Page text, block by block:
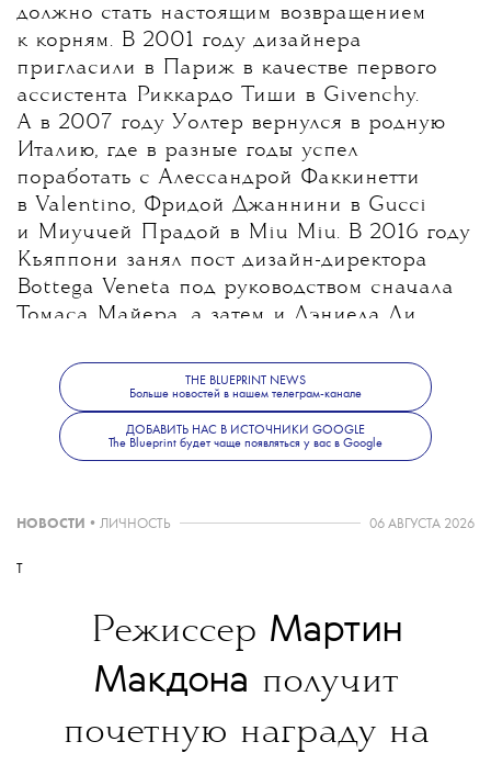
должно стать настоящим возвращением
к корням. В 2001 году дизайнера
пригласили в Париж в качестве первого
ассистента Риккардо Тиши в Givenchy.
А в 2007 году Уолтер вернулся в родную
Италию, где в разные годы успел
поработать с Алессандрой Факкинетти
в Valentino, Фридой Джаннини в Gucci
и Миуччей Прадой в Miu Miu. В 2016 году
Кьяппони занял пост дизайн-директора
Bottega Veneta под руководством сначала
Томаса Майера, а затем и Дэниела Ли.
назначен на пост креативного директора
итальянского бренда Tod’s, который
покинул в сентября этого года.
Больше новостей о моде, красоте и
The Blueprint News.
THE BLUEPRINT NEWS
Больше новостей в нашем телеграм-канале
ДОБАВИТЬ НАС В ИСТОЧНИКИ GOOGLE
The Blueprint будет чаще появляться у вас в Google
НОВОСТИ • ЛИЧНОСТЬ 06 АВГУСТА 2026
Режиссер Мартин
Макдона получит
почетную награду на